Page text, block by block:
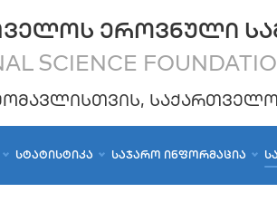
ᲔᲠᲝᲕᲜᲣᲚᲘ
SCIENCE
ᲡᲢᲐᲢᲘᲡᲢᲘᲙᲐ ᲡᲐᲯᲐᲠᲝ ᲘᲜᲤᲝᲠᲛᲐᲪᲘᲐ